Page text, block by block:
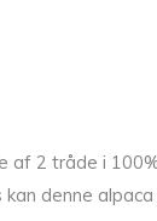
2 tråde i
denne